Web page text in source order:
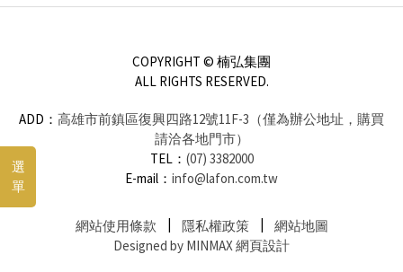
選
單
COPYRIGHT © 楠弘集團
ALL RIGHTS RESERVED.
ADD： 高雄市前鎮區復興四路12號11F-3（僅為辦公地址，購買
請洽各地門市）
TEL： (07) 3382000
E-mail： info@lafon.com.tw
網站使用條款 隱私權政策
網站地圖
Designed by MINMAX 網頁設計